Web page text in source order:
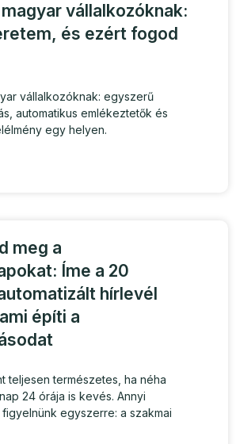
vállalkozóknak:
és ezért fogod
vállalkozóknak: egyszerű
automatikus emlékeztetők és
egy helyen.
meg a
Íme a 20
hírlevél
építi a
teljesen természetes, ha néha
24 órája is kevés. Annyi
egyszerre: a szakmai